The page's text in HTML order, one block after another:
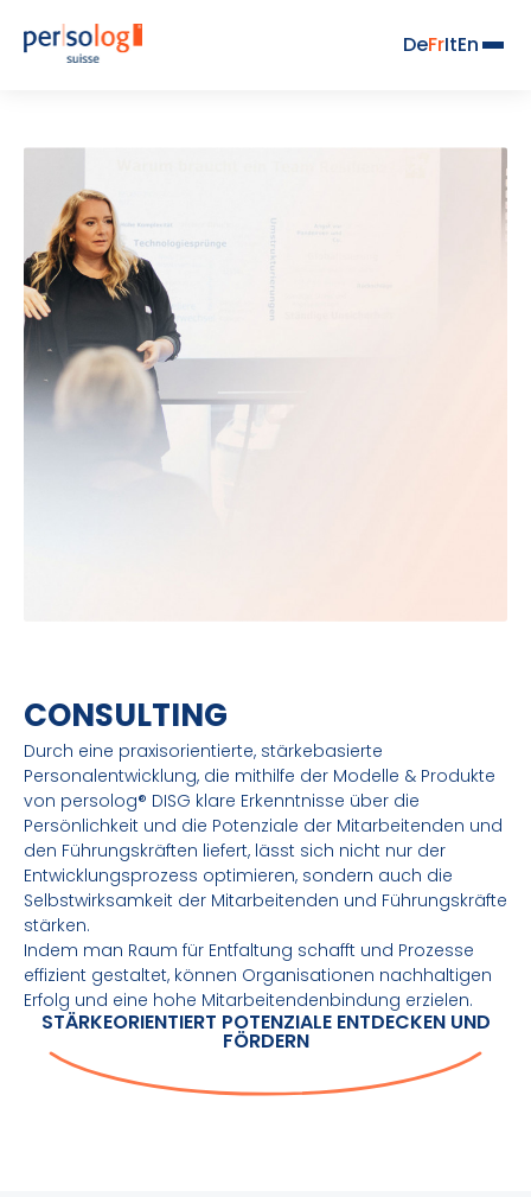
DeFrItEn
CONSULTING
Durch eine praxisorientierte, stärkebasierte
Personalentwicklung, die mithilfe der Modelle & Produkte
von persolog® DISG klare Erkenntnisse über die
Persönlichkeit und die Potenziale der Mitarbeitenden und
den Führungskräften liefert, lässt sich nicht nur der
Entwicklungsprozess optimieren, sondern auch die
Selbstwirksamkeit der Mitarbeitenden und Führungskräfte
stärken.
Indem man Raum für Entfaltung schafft und Prozesse
effizient gestaltet, können Organisationen nachhaltigen
Erfolg und eine hohe Mitarbeitendenbindung erzielen.
STÄRKEORIENTIERT POTENZIALE ENTDECKEN UND
FÖRDERN